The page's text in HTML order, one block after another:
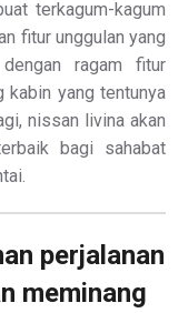
terkagum-kagum
fitur unggulan yang
ragam fitur
kabin yang tentunya
nissan livina akan
bagi sahabat
perjalanan
meminang